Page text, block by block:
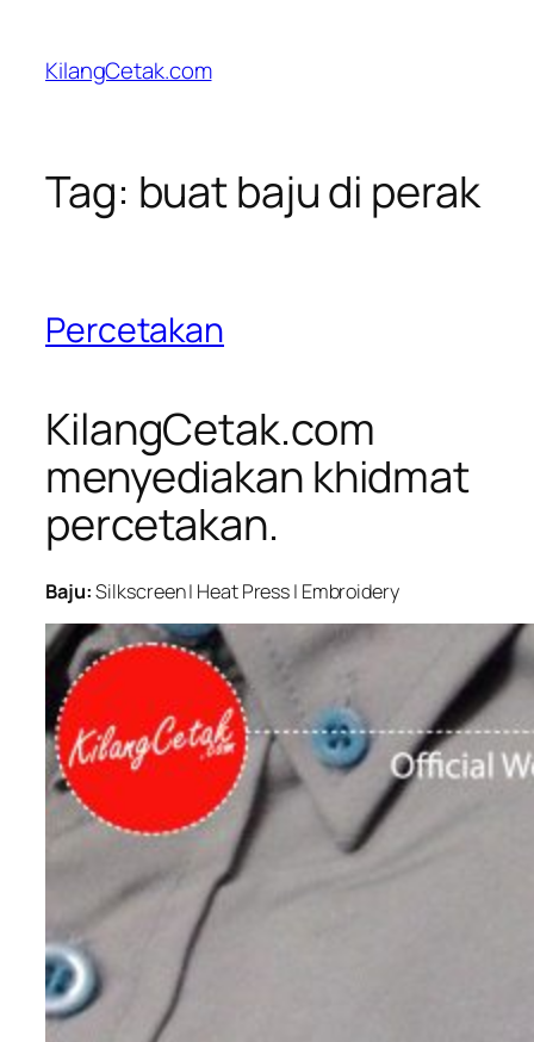
content
KilangCetak.com
Tag: buat baju di perak
Percetakan
KilangCetak.com
menyediakan khidmat
percetakan.
Baju:Silkscreen | Heat Press | Embroidery